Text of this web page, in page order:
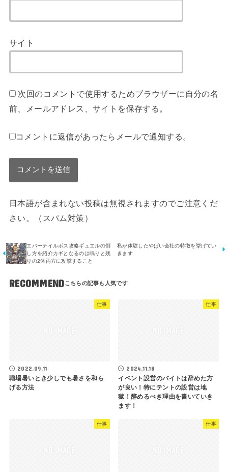
サイト
次回のコメントで使用するためブラウザーに自分の名
前、メールアドレス、サイトを保存する。
コメントに返信があったらメールで通知する。
日本語が含まれない投稿は無視されますのでご注意くだ
さい。（スパム対策）
エバーテイルボス攻略ギュエルの倒
し方を紹介カギとなるのは眠りと残
りの2体両方に攻撃すること
私が体験したやばい会社の特徴を挙げてい
きます
RECOMMEND
仕事
2022.09.11
職場暑いとき少しでも暑さを和ら
げる方法
仕事
2024.11.18
イベント設営のバイトは辞めた方
が良い！特にテントの設営は地
獄！辞めるべき理由を書いていき
ます！
仕事 仕事